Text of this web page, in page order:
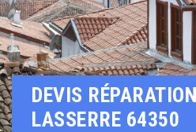
DEVIS
LASSERRE 64350